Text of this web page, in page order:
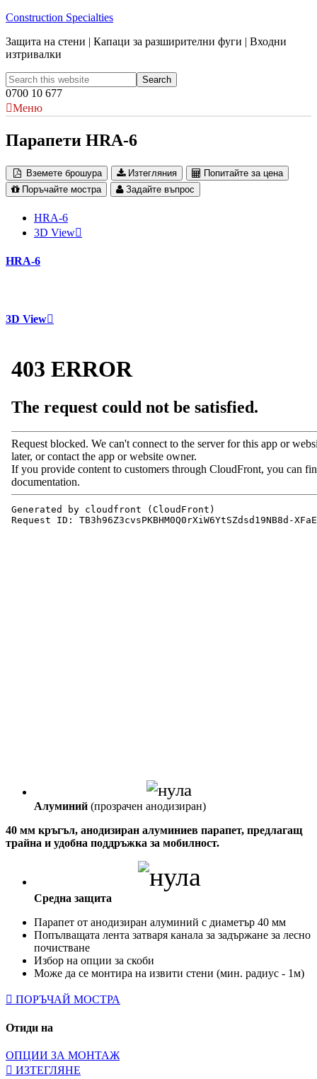
Construction Specialties
Защита на стени | Капаци за разширителни фуги | Входни
изтривалки
0700 10 677
Меню
Парапети HRA-6
Вземете брошура Изтегляния
Попитайте за цена
Поръчайте мостра
Задайте въпрос
HRA-6
3D View
HRA-6
3D View
Алуминий (прозрачен анодизиран)
40 мм кръгъл, анодизиран алуминиев парапет, предлагащ
трайна и удобна поддръжка за мобилност.
Средна защита
Парапет от анодизиран алуминий с диаметър 40 мм
Попълващата лента затваря канала за задържане за лесно
почистване
Избор на опции за скоби
Може да се монтира на извити стени (мин. радиус - 1м)
ПОРЪЧАЙ МОСТРА
Отиди на
ОПЦИИ ЗА МОНТАЖ
ИЗТЕГЛЯНЕ